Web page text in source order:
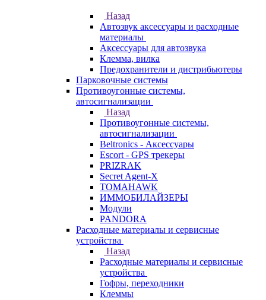
Назад
Автозвук аксессуары и расходные
материалы
Аксессуары для автозвука
Клемма, вилка
Предохранители и дистрибьютеры
Парковочные системы
Противоугонные системы,
автосигнализации
Назад
Противоугонные системы,
автосигнализации
Beltronics - Аксессуары
Escort - GPS трекеры
PRIZRAK
Secret Agent-X
TOMAHAWK
ИММОБИЛАЙЗЕРЫ
Модули
PANDORA
Расходные материалы и сервисные
устройства
Назад
Расходные материалы и сервисные
устройства
Гофры, переходники
Клеммы